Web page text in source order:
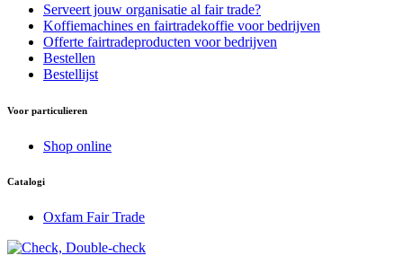
Serveert jouw organisatie al fair trade?
Koffiemachines en fairtradekoffie voor bedrijven
Offerte fairtradeproducten voor bedrijven
Bestellen
Bestellijst
Voor particulieren
Shop online
Catalogi
Oxfam Fair Trade